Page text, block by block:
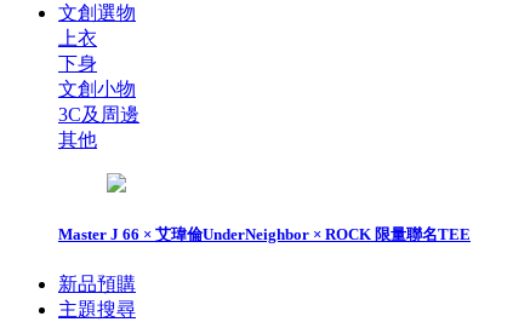
文創選物
上衣
下身
文創小物
3C及周邊
其他
Master J 66 × 艾瑋倫UnderNeighbor × ROCK 限量聯名TEE
新品預購
主題搜尋